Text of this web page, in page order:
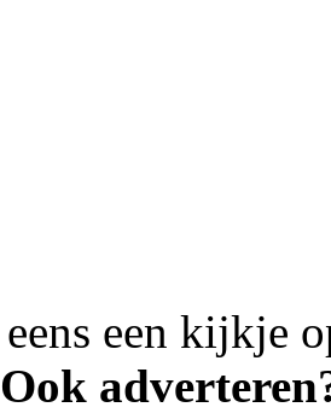
een kijkje